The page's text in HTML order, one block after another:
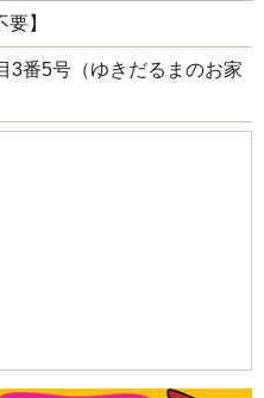
】
3番5号（ゆきだるまのお家